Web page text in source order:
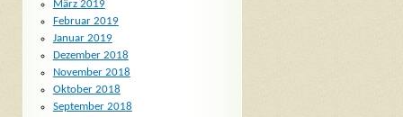
März 2019
Februar 2019
Januar 2019
Dezember 2018
November 2018
Oktober 2018
September 2018